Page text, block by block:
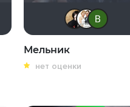
Мельник
нет оценки